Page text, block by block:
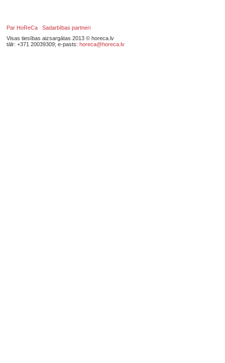
Par HoReCa
Sadarbības partneri
Visas tiesības aizsargātas 2013 © horeca.lv
tālr: +371 20039309; e-pasts: horeca@horeca.lv